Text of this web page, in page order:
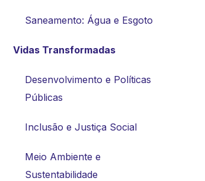
Saneamento: Água e Esgoto
Vidas Transformadas
Desenvolvimento e Políticas
Públicas
Inclusão e Justiça Social
Meio Ambiente e
Sustentabilidade